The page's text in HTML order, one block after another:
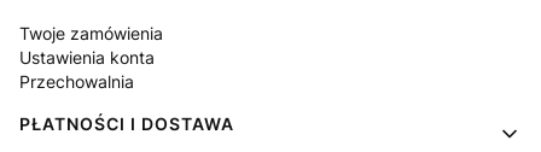
Twoje zamówienia
Ustawienia konta
Przechowalnia
PŁATNOŚCI I DOSTAWA